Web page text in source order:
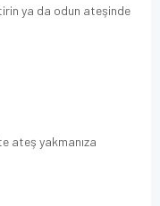
ya da odun ateşinde
ateş yakmanıza